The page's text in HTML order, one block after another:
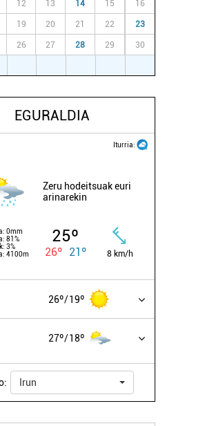
12 13 14 15 16
19 20 21 22 23
26 27 28 29 30
EGURALDIA
Iturria:
Zeru hodeitsuak euri
arinarekin
0mm
81%
3%
4100m
25º
26º 21º 8 km/h
26º 19º
27º 18º
Irun